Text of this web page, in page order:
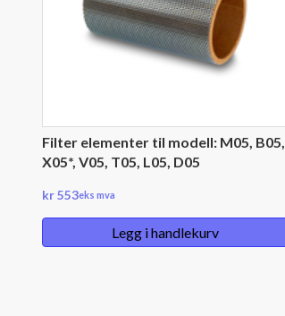
Filter elementer til modell: M05, B05,
X05*, V05, T05, L05, D05
kr553eks mva
Legg i handlekurv